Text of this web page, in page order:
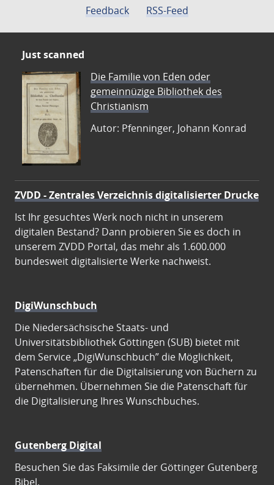
Feedback
RSS-Feed
Just scanned
Die Familie von Eden oder
gemeinnüzige Bibliothek des
Christianism
Autor: Pfenninger, Johann Konrad
ZVDD - Zentrales Verzeichnis digitalisierter Drucke
Ist Ihr gesuchtes Werk noch nicht in unserem
digitalen Bestand? Dann probieren Sie es doch in
unserem ZVDD Portal, das mehr als 1.600.000
bundesweit digitalisierte Werke nachweist.
DigiWunschbuch
Die Niedersächsische Staats- und
Universitätsbibliothek Göttingen (SUB) bietet mit
dem Service „DigiWunschbuch” die Möglichkeit,
Patenschaften für die Digitalisierung von Büchern zu
übernehmen. Übernehmen Sie die Patenschaft für
die Digitalisierung Ihres Wunschbuches.
Gutenberg Digital
Besuchen Sie das Faksimile der Göttinger Gutenberg
Bibel.